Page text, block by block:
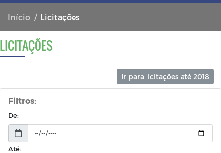
Início Licitações
LICITAÇÕES
Ir para licitações até 2018
Filtros:
De:
Até: